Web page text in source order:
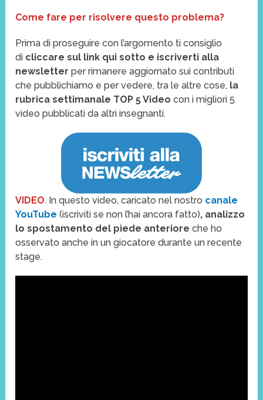
Come fare per risolvere questo problema?
Prima di proseguire con l’argomento ti consiglio
di cliccare sul link qui sotto e iscriverti alla
newsletterper rimanere aggiornato sui contributi
che pubblichiamo e per vedere, tra le altre cose, la
rubrica settimanale TOP 5 Video con i migliori 5
video pubblicati da altri insegnanti.
VIDEO. In questo video, caricato nel nostro canale
YouTube (iscriviti se non l’hai ancora fatto), analizzo
lo spostamento del piede anteriore che ho
osservato anche in un giocatore durante un recente
stage.